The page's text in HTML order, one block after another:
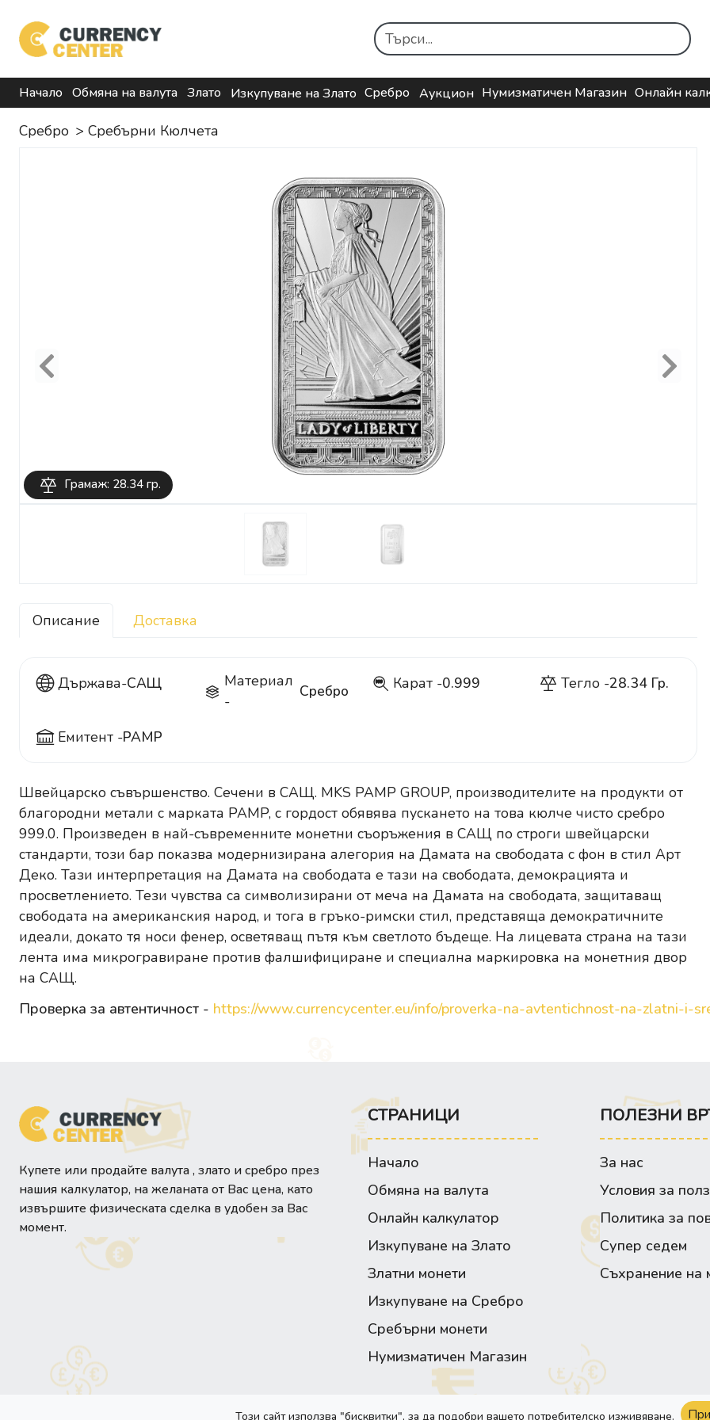
Начало Обмяна на валута Злато Изкупуване на Злато Сребро Аукцион Нумизматичен Магазин Онлайн
Сребро > Сребърни Кюлчета
Грамаж: 28.34 гр.
Previous Next
Описание Доставка
Държава-САЩ
Материал
-
Сребро 999 Карат -0.999 Тегло -28.34 Гр.
Емитент -PAMP
Швейцарско съвършенство. Сечени в САЩ. MKS PAMP GROUP, производителите на продукти от
благородни метали с марката PAMP, с гордост обявява пускането на това кюлче чисто сребро
999.0. Произведен в най-съвременните монетни съоръжения в САЩ по строги швейцарски
стандарти, този бар показва модернизирана алегория на Дамата на свободата с фон в стил Арт
Деко. Тази интерпретация на Дамата на свободата е тази на свободата, демокрацията и
просветлението. Тези чувства са символизирани от меча на Дамата на свободата, защитаващ
свободата на американския народ, и тога в гръко-римски стил, представяща демократичните
идеали, докато тя носи фенер, осветяващ пътя към светлото бъдеще. На лицевата страна на тази
лента има микрогравиране против фалшифициране и специална маркировка на монетния двор
на САЩ.
Проверка за автентичност - https://www.currencycenter.eu/info/proverka-na-avtentichnost-na-zlatni-i-
Купете или продайте валута , злато и сребро през
нашия калкулатор, на желаната от Вас цена, като
извършите физическата сделка в удобен за Вас
момент.
СТРАНИЦИ
Начало
Обмяна на валута
Онлайн калкулатор
Изкупуване на Злато
Златни монети
Изкупуване на Сребро
Сребърни монети
Нумизматичен Магазин
ПОЛЕЗНИ
За нас
Условия за
Политика за
Супер седем
Съхранение на
Този сайт използва "бисквитки", за да подобри вашето потребителско изживяване.